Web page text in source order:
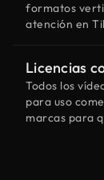
formatos
atención en
Licencias
Todos los
para uso
marcas para